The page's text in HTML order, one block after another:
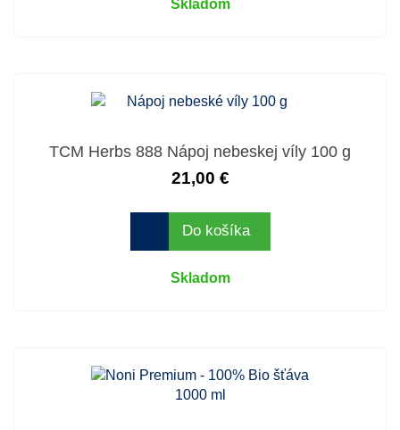
Skladom
TCM Herbs 888 Nápoj nebeskej víly 100 g
21,00 €
Do košíka
Skladom